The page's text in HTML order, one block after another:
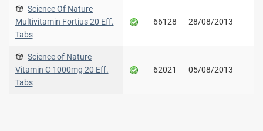
Science Of Nature
Multivitamin Fortius 20 Eff.
Tabs
66128 28/08/2013
Science of Nature
Vitamin C 1000mg 20 Eff.
Tabs
62021 05/08/2013